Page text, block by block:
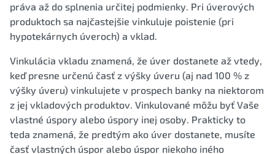
práva až do splnenia určitej podmienky. Pri úverových
produktoch sa najčastejšie vinkuluje poistenie (pri
hypotekárnych úveroch) a vklad.
Vinkulácia vkladu znamená, že úver dostanete až vtedy,
keď presne určenú časť z výšky úveru (aj nad 100 % z
výšky úveru) vinkulujete v prospech banky na niektorom
z jej vkladových produktov. Vinkulované môžu byť Vaše
vlastné úspory alebo úspory inej osoby. Prakticky to
teda znamená, že predtým ako úver dostanete, musíte
časť vlastných úspor alebo úspor niekoho iného